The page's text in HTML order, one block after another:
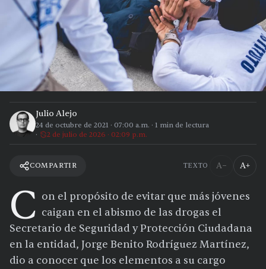
Julio Alejo
24 de octubre de 2021 · 07:00 a.m. · 1 min de lectura
2 de julio de 2026 · 02:09 p.m.
COMPARTIR TEXTO A− A+
C on el propósito de evitar que más jóvenes
caigan en el abismo de las drogas el
Secretario de Seguridad y Protección Ciudadana
en la entidad, Jorge Benito Rodríguez Martínez,
dio a conocer que los elementos a su cargo